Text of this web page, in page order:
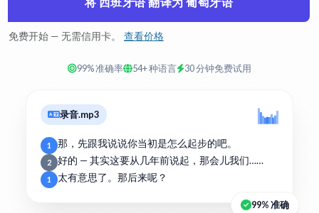
免费开始 — 无需信用卡。 查看价格
99% 准确率 54+ 种语言 30 分钟免费试用
录音.mp3
1 那，先跟我说说你当初是怎么起步的吧。
2 好的 — 其实这要从几年前说起，那会儿我们……
1 太有意思了。那后来呢？
99% 准确